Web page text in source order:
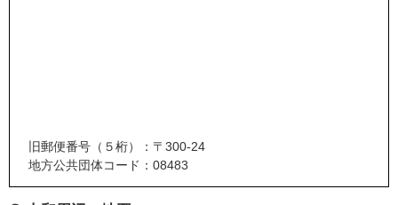
旧郵便番号（５桁）：〒300-24
地方公共団体コード：08483